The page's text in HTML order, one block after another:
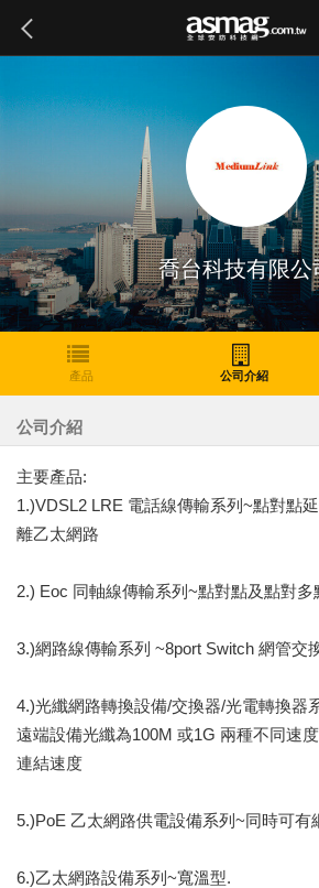
喬台科技有限公
產品 公司介紹
公司介紹
主要產品:
1.)VDSL2 LRE 電話線傳輸系列~點對點
離乙太網路
2.) Eoc 同軸線傳輸系列~點對點及點對多
3.)網路線傳輸系列 ~8port Switch 網管交
4.)光纖網路轉換設備/交換器/光電轉換器
遠端設備光纖為100M 或1G 兩種不同速
連結速度
5.)PoE 乙太網路供電設備系列~同時可有
6.)乙太網路設備系列~寬溫型.